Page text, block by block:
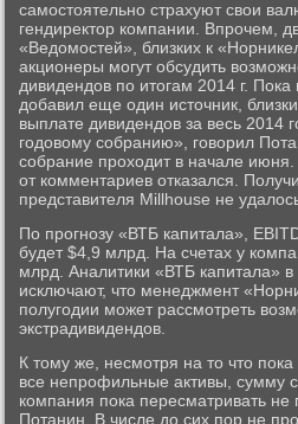
самостоятельно страхуют свои
гендиректор компании. Впрочем,
«Ведомостей», близких к
акционеры могут обсудить
дивидендов по итогам 2014 г. Пока
добавил еще один источник,
выплате дивидендов за весь 2014
годовому собранию», говорил
собрание проходит в начале
от комментариев отказался.
представителя Millhouse не
По прогнозу «ВТБ капитала»,
будет $4,9 млрд. На счетах у
млрд. Аналитики «ВТБ капитала» в
исключают, что менеджмент
полугодии может рассмотреть
экстрадивидендов.
К тому же, несмотря на то что
все непрофильные активы, сумму
компания пока пересматривать не
Потанин. В числе до сих пор не